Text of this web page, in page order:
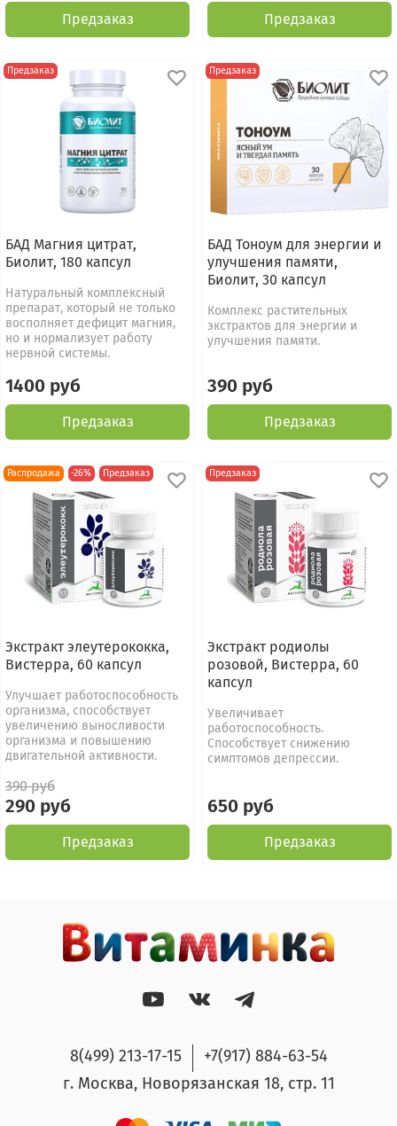
Предзаказ Предзаказ
Предзаказ
БАД Магния цитрат,
Биолит, 180 капсул
Натуральный комплексный
препарат, который не только
восполняет дефицит магния,
но и нормализует работу
нервной системы.
1400 руб
Предзаказ
Предзаказ
БАД Тоноум для энергии и
улучшения памяти,
Биолит, 30 капсул
Комплекс растительных
экстрактов для энергии и
улучшения памяти.
390 руб
Предзаказ
Распродажа -26% Предзаказ
Экстракт элеутерококка,
Вистерра, 60 капсул
Улучшает работоспособность
организма, способствует
увеличению выносливости
организма и повышению
двигательной активности.
390 руб
290 руб
Предзаказ
Предзаказ
Экстракт родиолы
розовой, Вистерра, 60
капсул
Увеличивает
работоспособность.
Способствует снижению
симптомов депрессии.
650 руб
Предзаказ
8(499) 213-17-15
+7(917) 884-63-54
г. Москва, Новорязанская 18, стр. 11